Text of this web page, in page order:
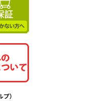
）